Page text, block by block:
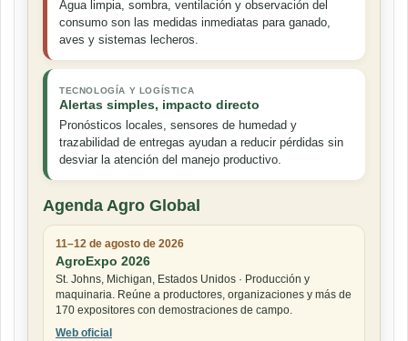
Agua limpia, sombra, ventilación y observación del
consumo son las medidas inmediatas para ganado,
aves y sistemas lecheros.
TECNOLOGÍA Y LOGÍSTICA
Alertas simples, impacto directo
Pronósticos locales, sensores de humedad y
trazabilidad de entregas ayudan a reducir pérdidas sin
desviar la atención del manejo productivo.
Agenda Agro Global
11–12 de agosto de 2026
AgroExpo 2026
St. Johns, Michigan, Estados Unidos · Producción y
maquinaria. Reúne a productores, organizaciones y más de
170 expositores con demostraciones de campo.
Web oficial